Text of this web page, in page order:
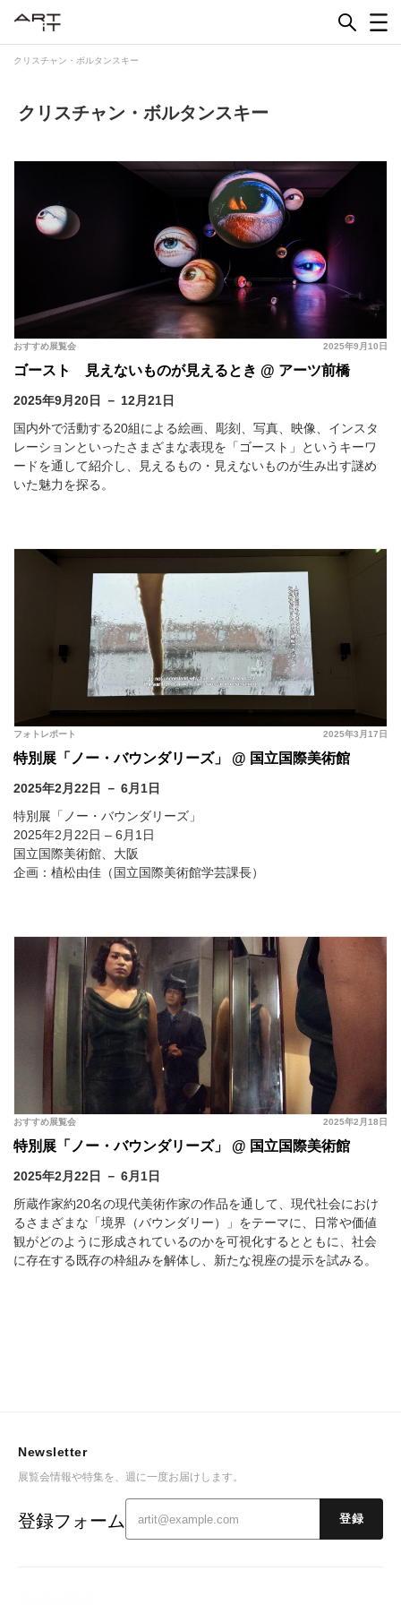
クリスチャン・ボルタンスキー
クリスチャン・ボルタンスキー
2025年9月10日
おすすめ展覧会
ゴースト 見えないものが見えるとき @ アーツ前橋
2025年9月20日 － 12月21日
国内外で活動する20組による絵画、彫刻、写真、映像、インスタ
レーションといったさまざまな表現を「ゴースト」というキーワ
ードを通して紹介し、見えるもの・見えないものが生み出す謎め
いた魅力を探る。
2025年3月17日
フォトレポート
特別展「ノー・バウンダリーズ」 @ 国立国際美術館
2025年2月22日 － 6月1日
特別展「ノー・バウンダリーズ」
2025年2月22日 – 6月1日
国立国際美術館、大阪
企画：植松由佳（国立国際美術館学芸課長）
2025年2月18日
おすすめ展覧会
特別展「ノー・バウンダリーズ」 @ 国立国際美術館
2025年2月22日 － 6月1日
所蔵作家約20名の現代美術作家の作品を通して、現代社会におけ
るさまざまな「境界（バウンダリー）」をテーマに、日常や価値
観がどのように形成されているのかを可視化するとともに、社会
に存在する既存の枠組みを解体し、新たな視座の提示を試みる。
Newsletter
展覧会情報や特集を、週に一度お届けします。
登録フォーム 登録